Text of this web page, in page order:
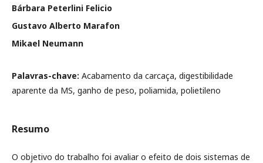
Bárbara Peterlini Felicio
Gustavo Alberto Marafon
Mikael Neumann
Palavras-chave: Acabamento da carcaça, digestibilidade
aparente da MS, ganho de peso, poliamida, polietileno
Resumo
O objetivo do trabalho foi avaliar o efeito de dois sistemas de